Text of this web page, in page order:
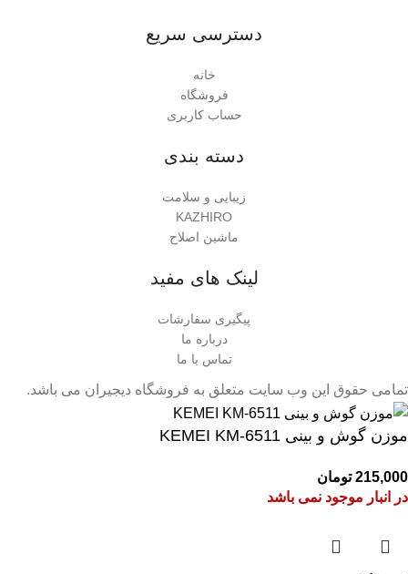
دسترسی سریع
خانه
فروشگاه
حساب کاربری
دسته بندی
زیبایی و سلامت
KAZHIRO
ماشین اصلاح
لینک های مفید
پیگیری سفارشات
درباره ما
تماس با ما
تمامی حقوق این وب سایت متعلق به فروشگاه دیجیران می باشد.
موزن گوش و بینی KEMEI KM-6511
215,000 تومان
در انبار موجود نمی باشد